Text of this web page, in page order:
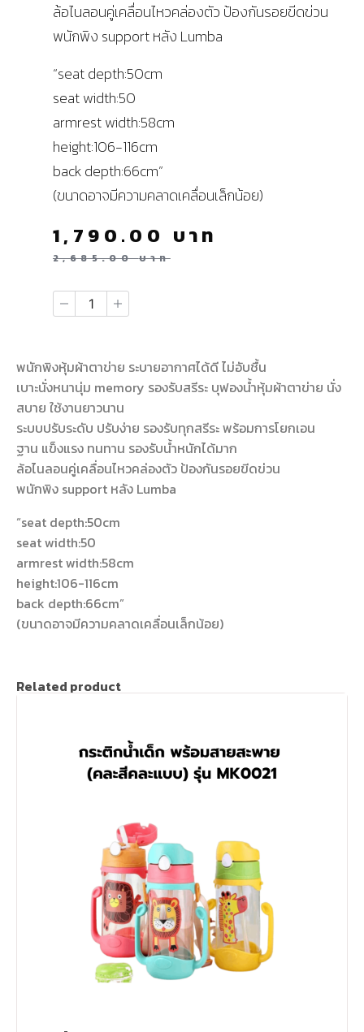
ล้อไนลอนคู่เคลื่อนไหวคล่องตัว ป้องกันรอยขีดข่วน
พนักพิง support หลัง Lumba
“seat depth:50cm
seat width:50
armrest width:58cm
height:106-116cm
back depth:66cm”
(ขนาดอาจมีความคลาดเคลื่อนเล็กน้อย)
2,685.00บาท
1,790.00 บาท
พนักพิงหุ้มผ้าตาข่าย ระบายอากาศได้ดี ไม่อับชื้น
เบาะนั่งหนานุ่ม memory รองรับสรีระ บุฟองน้ำหุ้มผ้าตาข่าย นั่ง
สบาย ใช้งานยาวนาน
ระบบปรับระดับ ปรับง่าย รองรับทุกสรีระ พร้อมการโยกเอน
ฐาน แข็งแรง ทนทาน รองรับน้ำหนักได้มาก
ล้อไนลอนคู่เคลื่อนไหวคล่องตัว ป้องกันรอยขีดข่วน
พนักพิง support หลัง Lumba
“seat depth:50cm
seat width:50
armrest width:58cm
height:106-116cm
back depth:66cm”
(ขนาดอาจมีความคลาดเคลื่อนเล็กน้อย)
Related product